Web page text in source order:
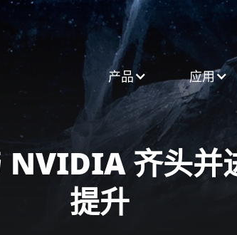
产品​ 应用
齐头并
提升